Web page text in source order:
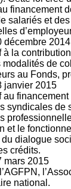
financement
salariés et
décembre 2014
à la
modalités de
au Fonds,
janvier 2015
au
syndicales de
et le
dialogue
crédits.
mars 2015
national.